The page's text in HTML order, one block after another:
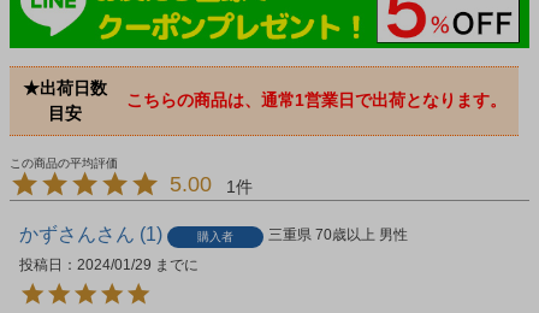
★出荷日数
目安
こちらの商品は、通常1営業日で出荷となります。
5.00 1
かずさん 1 購入者 三重県 70歳以上 男性
投稿日
2024/01/29